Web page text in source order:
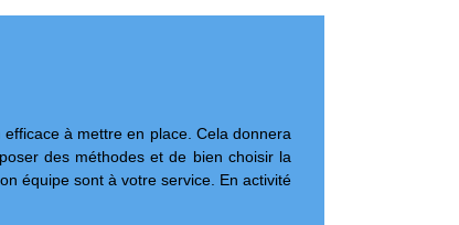
à mettre en place. Cela donnera
des méthodes et de bien choisir la
équipe sont à votre service. En activité